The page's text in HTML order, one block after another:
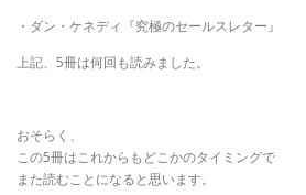
・ダン・ケネディ『究極のセールスレター』
上記、5冊は何回も読みました。
おそらく、
この5冊はこれからもどこかのタイミングで
また読むことになると思います。